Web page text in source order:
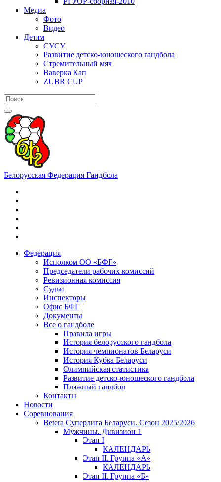
Медиа
Фото
Видео
Детям
СУСУ
Развитие детско-юношеского гандбола
Стремительный мяч
Ваверка Кап
ZUBR CUP
Белорусская Федерация Гандбола
Федерация
Исполком ОО «БФГ»
Председатели рабочих комиссий
Ревизионная комиссия
Судьи
Инспекторы
Офис БФГ
Документы
Все о гандболе
Правила игры
История белорусского гандбола
История чемпионатов Беларуси
История Кубка Беларуси
Олимпийская статистика
Развитие детско-юношеского гандбола
Пляжный гандбол
Контакты
Новости
Соревнования
Betera Суперлига Беларуси. Сезон 2025/2026
Мужчины. Дивизион 1
Этап I
КАЛЕНДАРЬ
Этап II. Группа «А»
КАЛЕНДАРЬ
Этап II. Группа «Б»